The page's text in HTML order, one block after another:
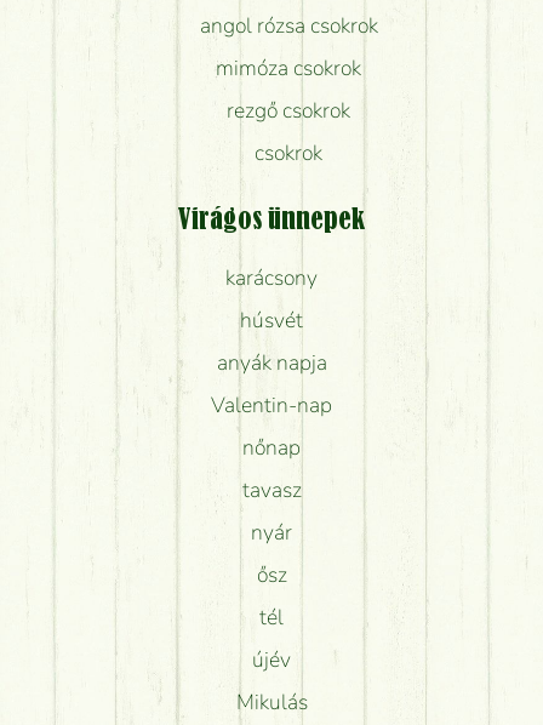
angol rózsa csokrok
mimóza csokrok
rezgő csokrok
csokrok
Virágos ünnepek
karácsony
húsvét
anyák napja
Valentin-nap
nőnap
tavasz
nyár
ősz
tél
újév
Mikulás